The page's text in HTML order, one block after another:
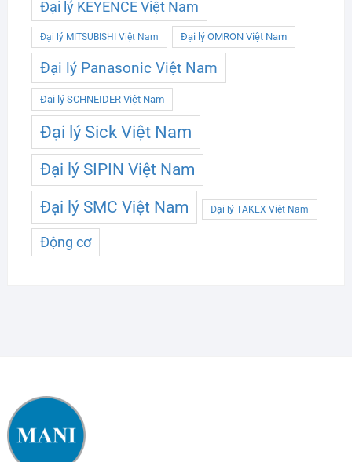
Đại lý KEYENCE Việt Nam
Đại lý MITSUBISHI Việt Nam Đại lý OMRON Việt Nam
Đại lý Panasonic Việt Nam
Đại lý SCHNEIDER Việt Nam
Đại lý Sick Việt Nam
Đại lý SIPIN Việt Nam
Đại lý SMC Việt Nam Đại lý TAKEX Việt Nam
Động cơ